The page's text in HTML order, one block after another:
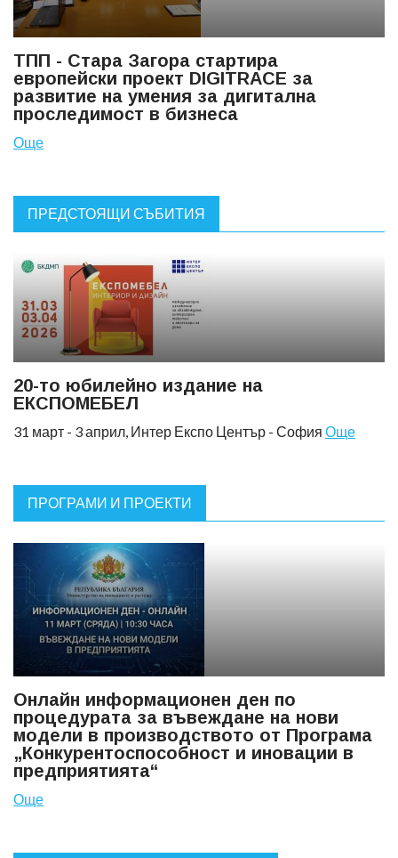
ТПП - Стара Загора стартира
европейски проект DIGITRACE за
развитие на умения за дигитална
проследимост в бизнеса
Още
ПРЕДСТОЯЩИ СЪБИТИЯ
20-то юбилейно издание на
ЕКСПОМЕБЕЛ
31 март - 3 април, Интер Експо Център - София Още
ПРОГРАМИ И ПРОЕКТИ
Oнлайн информационен ден по
процедурата за въвеждане на нови
модели в производството от Програма
„Конкурентоспособност и иновации в
предприятията“
Още